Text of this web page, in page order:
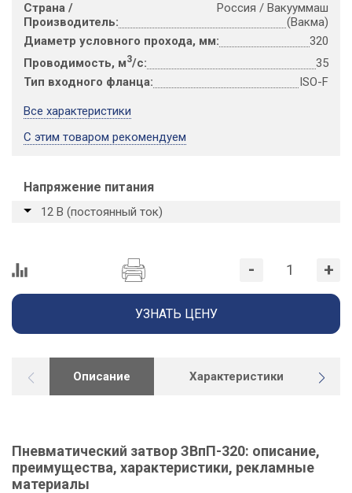
Страна /
Производитель:
Россия / Вакууммаш
(Вакма)
Диаметр условного прохода, мм:
320
Проводимость, м3/с:
35
Тип входного фланца:
ISO-F
Все характеристики
С этим товаром рекомендуем
Напряжение питания
12 В (постоянный ток)
- +
УЗНАТЬ ЦЕНУ
Описание Характеристики
Пневматический затвор ЗВпП-320: описание,
преимущества, характеристики, рекламные
материалы